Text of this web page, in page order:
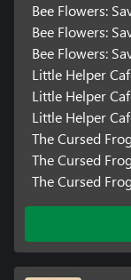
Bee Flowers:
Bee Flowers:
Bee Flowers:
Little Helper
Little Helper
Little Helper
The Cursed
The Cursed
The Cursed